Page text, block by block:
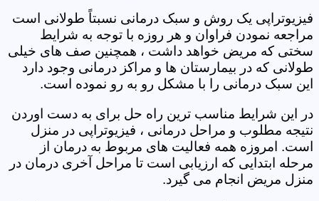
فیزیوتراپی یک روش و سبک درمانی نسبتاً طولانی است
مراجعه نمودن فراوان و هر روزه با توجه به شرایط
سختی که مریض خواهد داشت ، همچنین صف های خیلی
طولانی که در بیمارستان ها و مراکز درمانی وجود دارد
این سبک درمانی را با مشکل رو به رو نموده است.
در این شرایط مناسب ترین راه حل برای به دست اوردن
نتیجه مطلوب و مراحل درمانی ، فیزیوتراپی در منزل
است. امروزه همه فعالیت های مربوط به درمان از
مرحله ابتدایی که ارزیابی است تا مراحل آخری درمان در
منزل مریض انجام می گیرد.